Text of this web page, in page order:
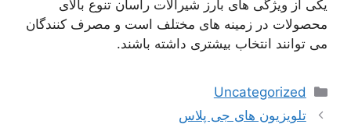
یکی از ویژگی های بارز شیرآلات راسان تنوع بالای
محصولات در زمینه های مختلف است و مصرف کنندگان
می توانند انتخاب بیشتری داشته باشند.
دسته‌ها
Uncategorized
تلویزیون های جی پلاس